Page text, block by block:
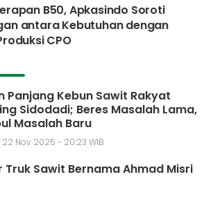
B50, Apkasindo Soroti
antara Kebutuhan dengan
CPO
Panjang Kebun Sawit Rakyat
Sidodadi; Beres Masalah Lama,
Masalah Baru
Nov 2025 - 20:23 WIB
Truk Sawit Bernama Ahmad Misri